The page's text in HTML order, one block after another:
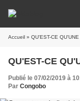
Accueil » QU'EST-CE
QU'EST-CE
Publié le 07/02/2019 à
Par Congobo